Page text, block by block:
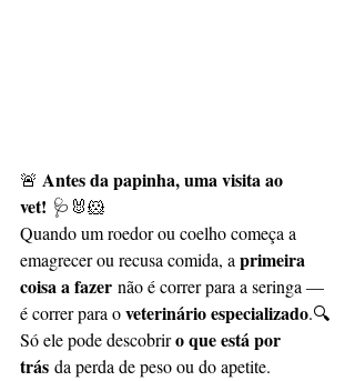
🚨 Antes da papinha, uma visita ao
vet! 🩺🐰🐹
Quando um roedor ou coelho começa a
emagrecer ou recusa comida, a primeira
coisa a fazer não é correr para a seringa —
é correr para o veterinário especializado.🔍
Só ele pode descobrir o que está por
trás da perda de peso ou do apetite.